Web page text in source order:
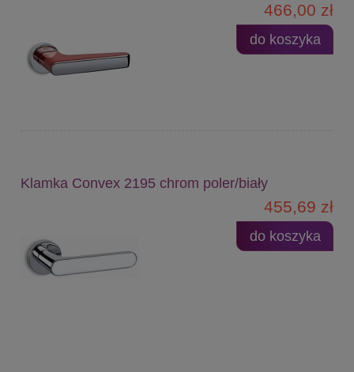
466,00 zł
do koszyka
Klamka Convex 2195 chrom poler/biały
455,69 zł
do koszyka